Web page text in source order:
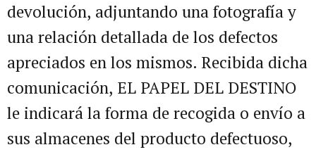
devolución, adjuntando una fotografía y
una relación detallada de los defectos
apreciados en los mismos. Recibida dicha
comunicación, EL PAPEL DEL DESTINO
le indicará la forma de recogida o envío a
sus almacenes del producto defectuoso,